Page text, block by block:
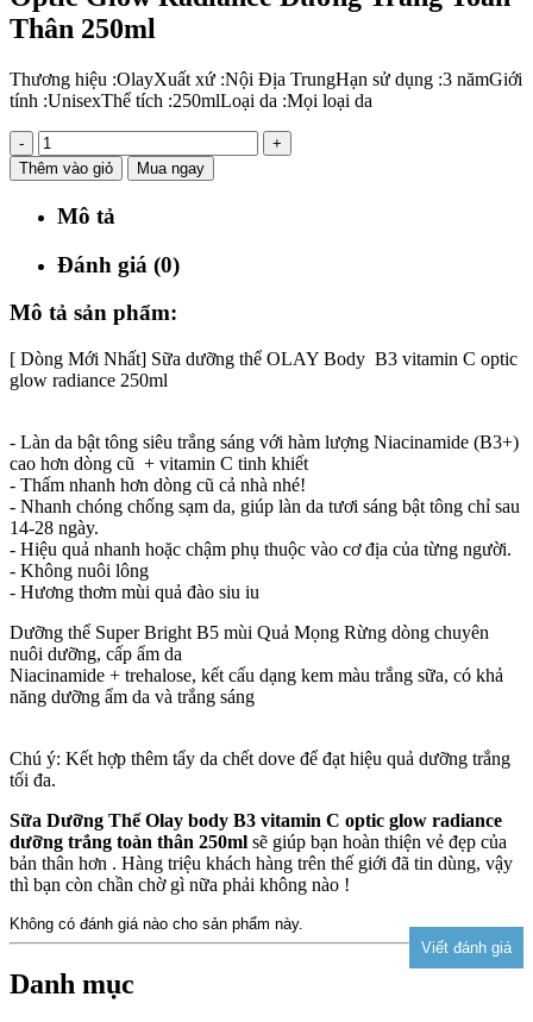
Thân 250ml
Thương hiệu :OlayXuất xứ :Nội Địa TrungHạn sử dụng :3 nămGiới
tính :UnisexThể tích :250mlLoại da :Mọi loại da
-
+
Thêm vào giỏ
Mua ngay
Mô tả
Đánh giá (0)
Mô tả sản phẩm:
[ Dòng Mới Nhất] Sữa dưỡng thể OLAY Body B3 vitamin C optic
glow radiance 250ml
- Làn da bật tông siêu trắng sáng với hàm lượng Niacinamide (B3+)
cao hơn dòng cũ + vitamin C tinh khiết
- Thấm nhanh hơn dòng cũ cả nhà nhé!
- Nhanh chóng chống sạm da, giúp làn da tươi sáng bật tông chỉ sau
14-28 ngày.
- Hiệu quả nhanh hoặc chậm phụ thuộc vào cơ địa của từng người.
- Không nuôi lông
- Hương thơm mùi quả đào siu iu
Dưỡng thể Super Bright B5 mùi Quả Mọng Rừng dòng chuyên
nuôi dưỡng, cấp ẩm da
Niacinamide + trehalose, kết cấu dạng kem màu trắng sữa, có khả
năng dưỡng ẩm da và trắng sáng
Chú ý: Kết hợp thêm tẩy da chết dove để đạt hiệu quả dưỡng trắng
tối đa.
Sữa Dưỡng Thể Olay body B3 vitamin C optic glow radiance
dưỡng trắng toàn thân 250ml sẽ giúp bạn hoàn thiện vẻ đẹp của
bản thân hơn . Hàng triệu khách hàng trên thế giới đã tin dùng, vậy
thì bạn còn chần chờ gì nữa phải không nào !
Không có đánh giá nào cho sản phẩm này.
Danh mục